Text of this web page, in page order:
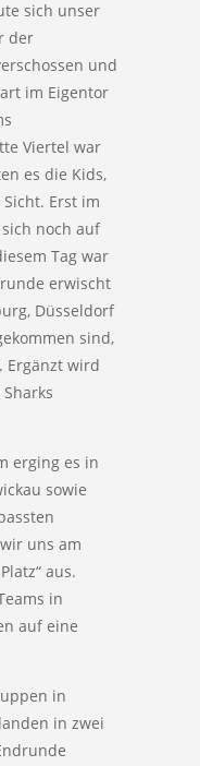
sich unser
der
und
im Eigentor
Viertel war
es die Kids,
Erst im
noch auf
Tag war
erwischt
Düsseldorf
sind,
Ergänzt wird
erging es in
sowie
uns am
aus.
in
auf eine
in
in zwei